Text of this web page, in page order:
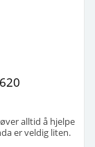
alltid å hjelpe
er veldig liten.